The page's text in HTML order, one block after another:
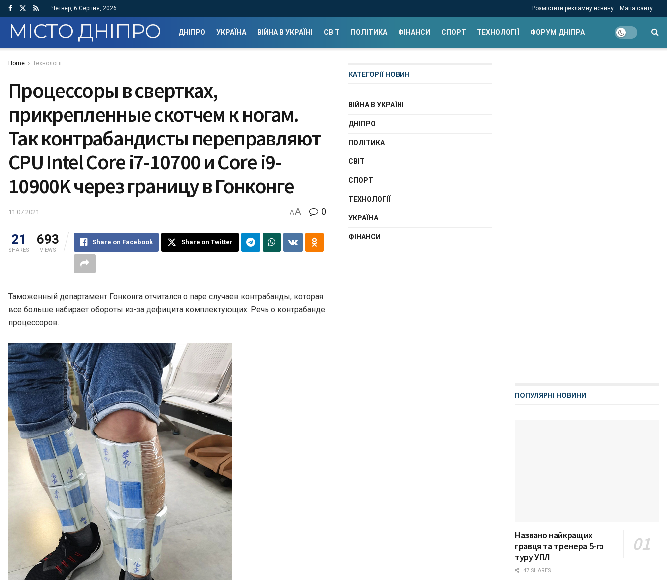
Четвер, 6 Серпня, 2026 Розмістити рекламну новину Мапа сайту
МІСТО ДНІПРО ДНІПРО УКРАЇНА ВІЙНА В УКРАЇНІ СВІТ ПОЛІТИКА ФІНАНСИ СПОРТ ТЕХНОЛОГІЇ ФОРУМ ДНІПРА
Home Технології
Процессоры в свертках,
прикрепленные скотчем к ногам.
Так контрабандисты переправляют
CPU Intel Core i7-10700 и Core i9-
10900K через границу в Гонконге
11.07.2021 AA 0
21
SHARES
693
VIEWS
Share on Facebook Share on Twitter
Таможенный департамент Гонконга отчитался о паре случаев контрабанды, которая
все больше набирает обороты из-за дефицита комплектующих. Речь о контрабанде
процессоров.
КАТЕГОРІЇ НОВИН
ВІЙНА В УКРАЇНІ
ДНІПРО
ПОЛІТИКА
СВІТ
СПОРТ
ТЕХНОЛОГІЇ
УКРАЇНА
ФІНАНСИ
ПОПУЛЯРНІ НОВИНИ
Названо найкращих
гравця та тренера 5-го
туру УПЛ
47 SHARES